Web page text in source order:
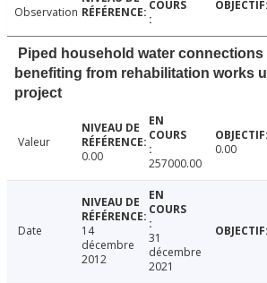
Observation
Piped household water connections
benefiting from rehabilitation works
project
Valeur
0.00
257000.00
0.00
Date
14
décembre
2012
31
décembre
2021